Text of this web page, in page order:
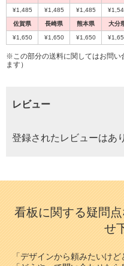
※この部分の送料に関してはお問い
ます）
¥1,485 ¥1,485 ¥1,485
佐賀県 長崎県 熊本県 大分
¥1,650 ¥1,650 ¥1,650
レビュー
登録されたレビューはあ
看板に関する疑問
せ
「デザインから頼みたいけ